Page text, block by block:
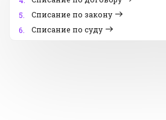
5.
Списание по закону
6.
Списание по суду